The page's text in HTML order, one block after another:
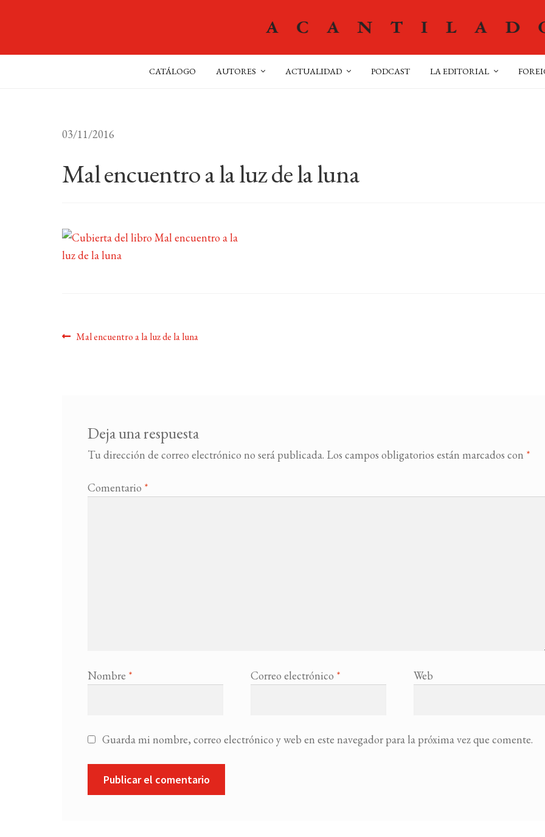
CATÁLOGO AUTORES ACTUALIDAD PODCAST LA EDITORIAL
03/11/2016
Mal encuentro a la luz de la luna
Navegación
Anterior:
Mal encuentro a la luz de la luna
Deja una respuesta
Tu dirección de correo electrónico no será publicada. Los campos obligatorios están marcados con *
Comentario *
Nombre * Correo electrónico * Web
Guarda mi nombre, correo electrónico y web en este navegador para la próxima vez que comente.